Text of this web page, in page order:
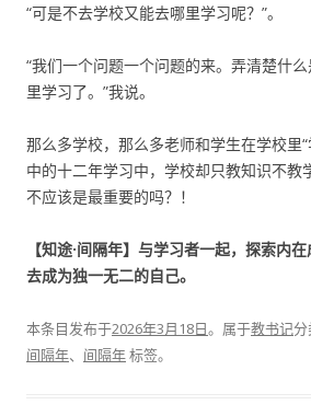
“可是不去学校又能去哪里学习呢？”。
“我们一个问题一个问题的来。弄清楚什
里学习了。”我说。
那么多学校，那么多老师和学生在学校里
中的十二年学习中，学校却只教知识不教
不应该是最重要的吗？！
【知途·间隔年】与学习者一起，探索内
去成为独一无二的自己。
本条目发布于2026年3月18日。属于教书记分
间隔年、 间隔年标签。